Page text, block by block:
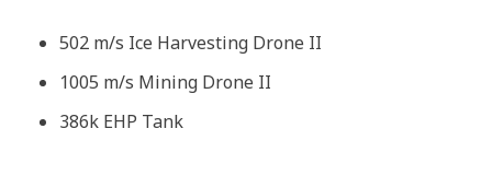
502 m/s Ice Harvesting Drone II
1005 m/s Mining Drone II
386k EHP Tank